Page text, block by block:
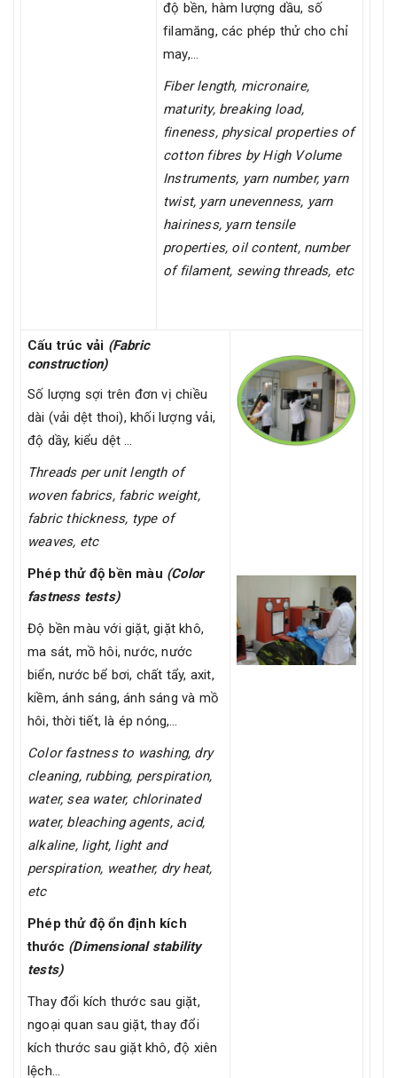
độ bền, hàm lượng dầu, số
filamăng, các phép thử cho chỉ
may,…
Fiber length, micronaire,
maturity, breaking load,
fineness, physical properties of
cotton fibres by High Volume
Instruments, yarn number, yarn
twist, yarn unevenness, yarn
hairiness, yarn tensile
properties, oil content, number
of filament, sewing threads, etc
Cấu trúc vải (Fabric
construction)
Số lượng sợi trên đơn vị chiều
dài (vải dệt thoi), khối lượng vải,
độ dầy, kiểu dệt …
Threads per unit length of
woven fabrics, fabric weight,
fabric thickness, type of
weaves, etc
Phép thử độ bền màu (Color
fastness tests)
Độ bền màu với giặt, giặt khô,
ma sát, mồ hôi, nước, nước
biển, nước bể bơi, chất tẩy, axit,
kiềm, ánh sáng, ánh sáng và mồ
hôi, thời tiết, là ép nóng,…
Color fastness to washing, dry
cleaning, rubbing, perspiration,
water, sea water, chlorinated
water, bleaching agents, acid,
alkaline, light, light and
perspiration, weather, dry heat,
etc
Phép thử độ ổn định kích
thước (Dimensional stability
tests)
Thay đổi kích thước sau giặt,
ngoại quan sau giặt, thay đổi
kích thước sau giặt khô, độ xiên
lệch…